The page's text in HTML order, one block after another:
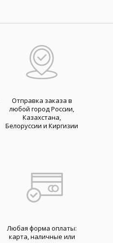
Отправка заказа в
любой город России,
Казахстана,
Белоруссии и Киргизии
Любая форма оплаты:
карта, наличные или